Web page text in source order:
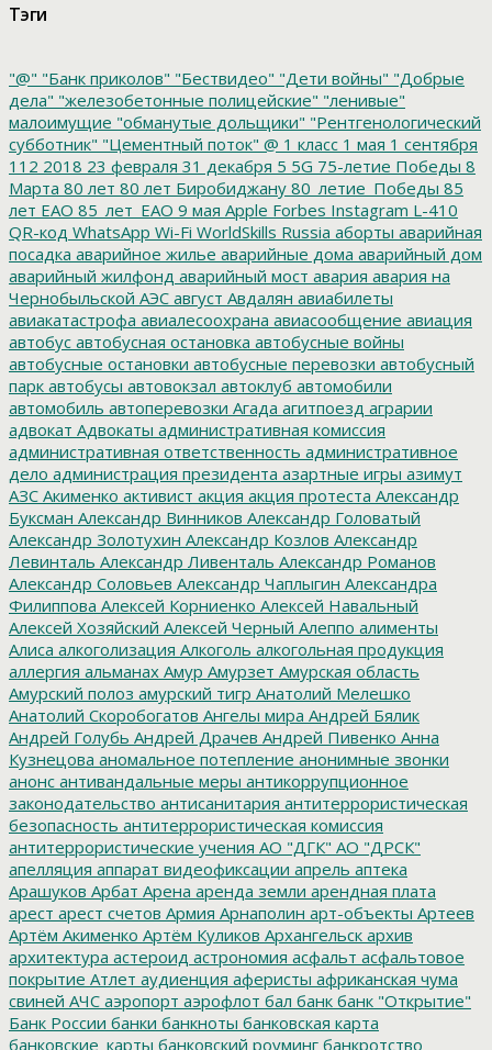
Тэги
"@" "Банк приколов" "Бествидео" "Дети войны" "Добрые
дела" "железобетонные полицейские" "ленивые"
малоимущие "обманутые дольщики" "Рентгенологический
субботник" "Цементный поток" @ 1 класс 1 мая 1 сентября
112 2018 23 февраля 31 декабря 5 5G 75-летие Победы 8
Марта 80 лет 80 лет Биробиджану 80_летие_Победы 85
лет ЕАО 85_лет_ЕАО 9 мая Apple Forbes Instagram L-410
QR-код WhatsApp Wi-Fi WorldSkills Russia аборты аварийная
посадка аварийное жилье аварийные дома аварийный дом
аварийный жилфонд аварийный мост авария авария на
Чернобыльской АЭС август Авдалян авиабилеты
авиакатастрофа авиалесоохрана авиасообщение авиация
автобус автобусная остановка автобусные войны
автобусные остановки автобусные перевозки автобусный
парк автобусы автовокзал автоклуб автомобили
автомобиль автоперевозки Агада агитпоезд аграрии
адвокат Адвокаты административная комиссия
административная ответственность административное
дело администрация президента азартные игры азимут
АЗС Акименко активист акция акция протеста Александр
Буксман Александр Винников Александр Головатый
Александр Золотухин Александр Козлов Александр
Левинталь Александр Ливенталь Александр Романов
Александр Соловьев Александр Чаплыгин Александра
Филиппова Алексей Корниенко Алексей Навальный
Алексей Хозяйский Алексей Черный Алеппо алименты
Алиса алкоголизация Алкоголь алкогольная продукция
аллергия альманах Амур Амурзет Амурская область
Амурский полоз амурский тигр Анатолий Мелешко
Анатолий Скоробогатов Ангелы мира Андрей Бялик
Андрей Голубь Андрей Драчев Андрей Пивенко Анна
Кузнецова аномальное потепление анонимные звонки
анонс антивандальные меры антикоррупционное
законодательство антисанитария антитеррористическая
безопасность антитеррористическая комиссия
антитеррористические учения АО "ДГК" АО "ДРСК"
апелляция аппарат видеофиксации апрель аптека
Арашуков Арбат Арена аренда земли арендная плата
арест арест счетов Армия Арнаполин арт-объекты Артеев
Артём Акименко Артём Куликов Архангельск архив
архитектура астероид астрономия асфальт асфальтовое
покрытие Атлет аудиенция аферисты африканская чума
свиней АЧС аэропорт аэрофлот бал банк банк "Открытие"
Банк России банки банкноты банковская карта
банковские_карты банковский роуминг банкротство